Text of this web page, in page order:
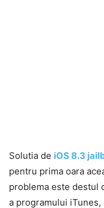
Solutia de iOS 8.3
pentru prima oara
problema este destul
a programului